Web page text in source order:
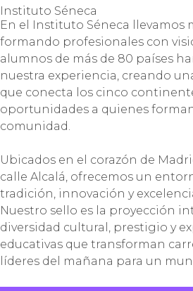
Instituto Séneca
En el Instituto Séneca llevamos
formando profesionales con
alumnos de más de 80 países
nuestra experiencia, creando
que conecta los cinco
oportunidades a quienes
comunidad.
Ubicados en el corazón de
calle Alcalá, ofrecemos un
tradición, innovación y
Nuestro sello es la proyección
diversidad cultural, prestigio y
educativas que transforman
líderes del mañana para un